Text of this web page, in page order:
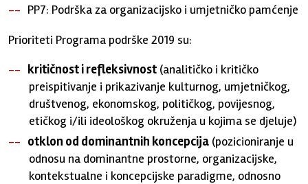
PP7: Podrška za organizacijsko i umjetničko pamćenje
Prioriteti Programa podrške 2019 su:
kritičnost i refleksivnost (analitičko i kritičko
preispitivanje i prikazivanje kulturnog, umjetničkog,
društvenog, ekonomskog, političkog, povijesnog,
etičkog i/ili ideološkog okruženja u kojima se djeluje)
otklon od dominantnih koncepcija (pozicioniranje u
odnosu na dominantne prostorne, organizacijske,
kontekstualne i koncepcijske paradigme, odnosno